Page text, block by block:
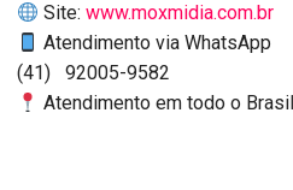
Site:www.moxmidia.com.br
Atendimento via WhatsApp
(41) 92005-9582
Atendimento em todo o Brasil